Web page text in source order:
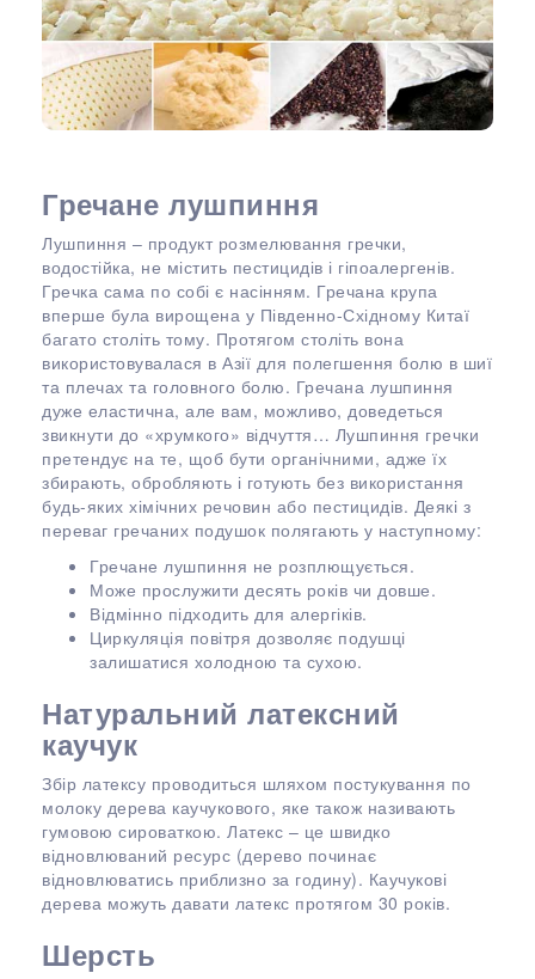
Гречане лушпиння
Лушпиння – продукт розмелювання гречки,
водостійка, не містить пестицидів і гіпоалергенів.
Гречка сама по собі є насінням. Гречана крупа
вперше була вирощена у Південно-Східному Китаї
багато століть тому. Протягом століть вона
використовувалася в Азії для полегшення болю в шиї
та плечах та головного болю. Гречана лушпиння
дуже еластична, але вам, можливо, доведеться
звикнути до «хрумкого» відчуття… Лушпиння гречки
претендує на те, щоб бути органічними, адже їх
збирають, обробляють і готують без використання
будь-яких хімічних речовин або пестицидів. Деякі з
переваг гречаних подушок полягають у наступному:
Гречане лушпиння не розплющується.
Може прослужити десять років чи довше.
Відмінно підходить для алергіків.
Циркуляція повітря дозволяє подушці
залишатися холодною та сухою.
Натуральний латексний
каучук
Збір латексу проводиться шляхом постукування по
молоку дерева каучукового, яке також називають
гумовою сироваткою. Латекс – це швидко
відновлюваний ресурс (дерево починає
відновлюватись приблизно за годину). Каучукові
дерева можуть давати латекс протягом 30 років.
Шерсть